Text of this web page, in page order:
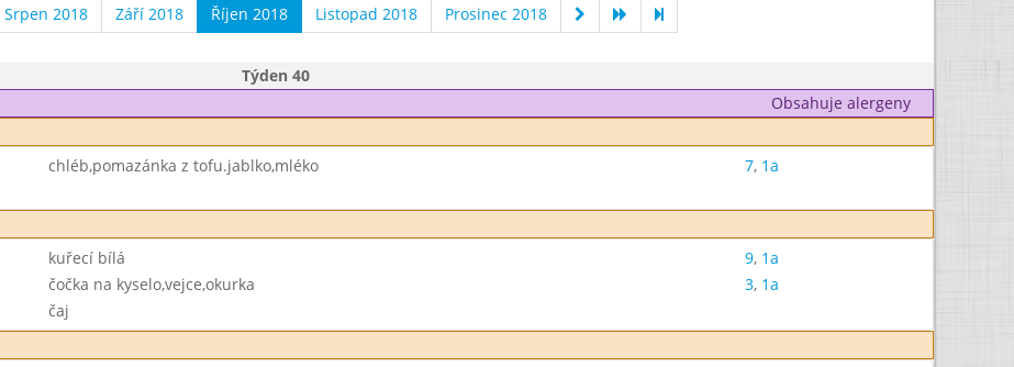
Srpen 2018 Září 2018 Říjen 2018 Listopad 2018 Prosinec 2018
Týden 40
Obsahuje alergeny
chléb,pomazánka z tofu.jablko,mléko 7, 1a
kuřecí bílá 9, 1a
čočka na kyselo,vejce,okurka 3, 1a
čaj